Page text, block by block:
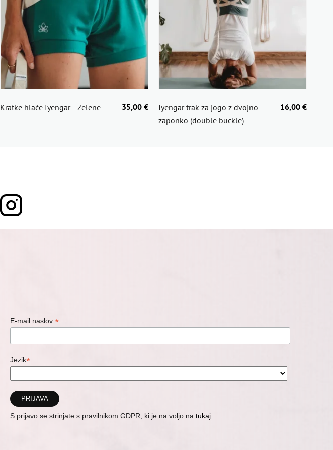
Kratke hlače Iyengar –Zelene 35,00 €
Iyengar trak za jogo z dvojno
zaponko (double buckle)
16,00 €
E-mail naslov *
Jezik*
S prijavo se strinjate s pravilnikom GDPR, ki je na voljo na tukaj